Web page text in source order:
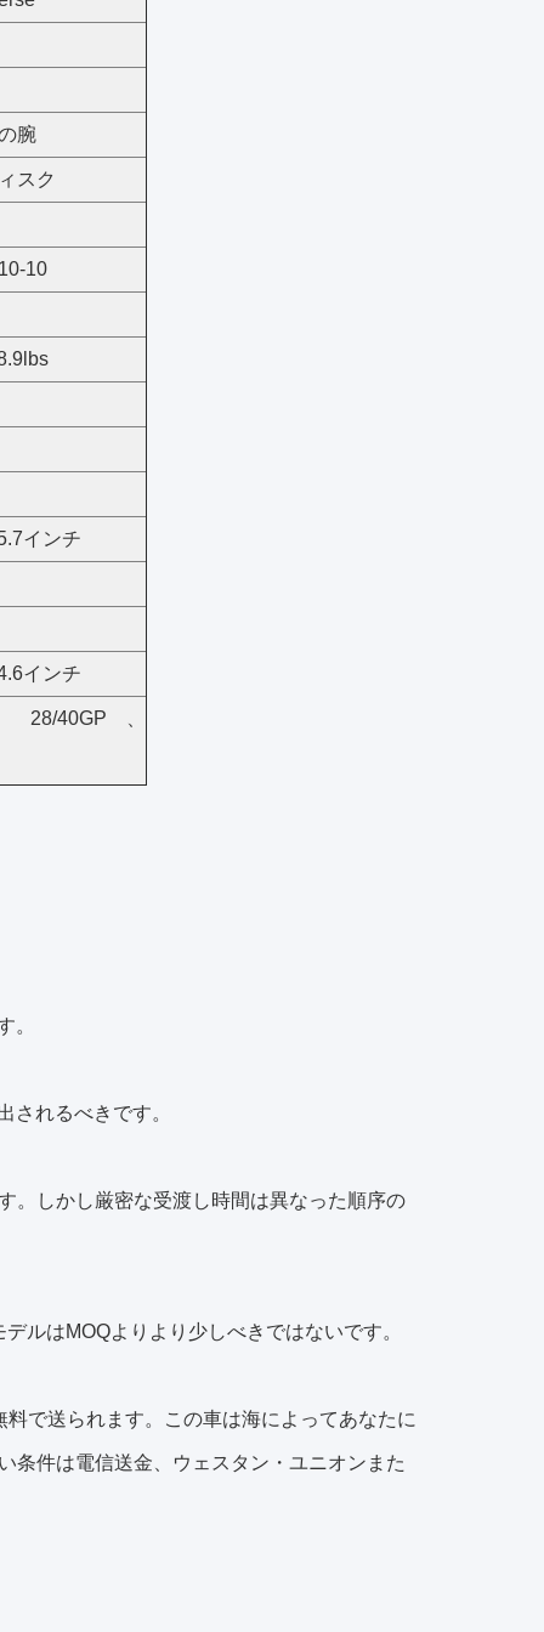
腕
スク
10
インチ
インチ
28/40GP、
。
されるべきです。
。しかし厳密な受渡し時間は異なった順序の
ルはMOQよりより少しべきではないです。
で送られます。この車は海によってあなたに
条件は電信送金、ウェスタン・ユニオンまた